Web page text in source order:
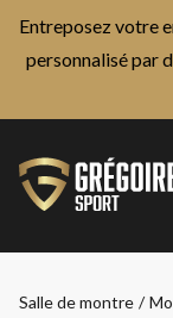
Entreposez votre
personnalisé par
Salle de montre /